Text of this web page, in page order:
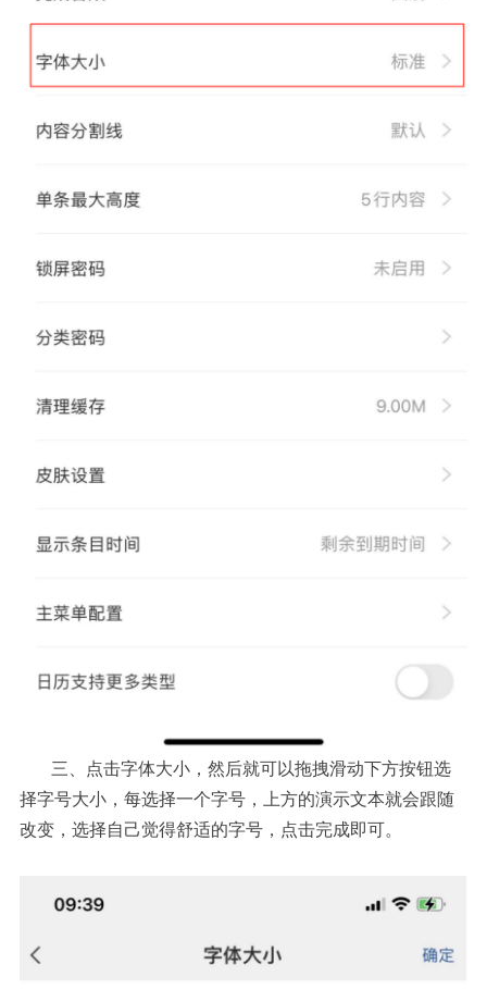
三、点击字体大小，然后就可以拖拽滑动下方按钮选
择字号大小，每选择一个字号，上方的演示文本就会跟随
改变，选择自己觉得舒适的字号，点击完成即可。